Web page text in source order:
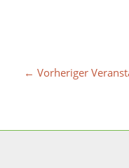
← Vorheriger